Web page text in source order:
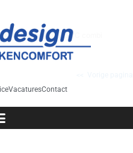
VacaturesContact
Combi Ovens / 1FEVSVC combi